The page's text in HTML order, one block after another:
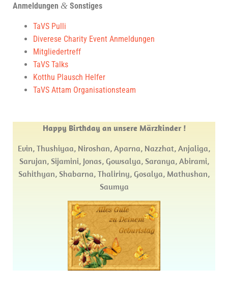
Anmel­dun­gen & Sonstiges
TaVS Pul­li
Dive­rese Cha­ri­ty Event Anmeldungen
Mit­glie­der­treff
TaVS Talks
Kott­hu Plausch Helfer
TaVS Attam Organisationsteam
Hap­py Bir­th­day an unse­re Märzkinder !
Evin, Thus­hi­yaa, Niros­han, Apar­na, Nazz­hat, Anja­li­ga,
Sar­ujan, Sija­mi­ni, Jonas, Gow­sa­lya, Saranya, Abi­ra­mi,
Sahithyan, Shabar­na, Tha­li­ri­ny, Gos­a­lya, Mathus­han,
Saumya